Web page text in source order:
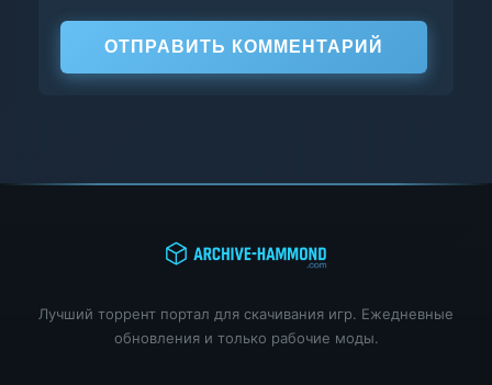
ОТПРАВИТЬ КОММЕНТАРИЙ
Лучший торрент портал для скачивания игр. Ежедневные
обновления и только рабочие моды.